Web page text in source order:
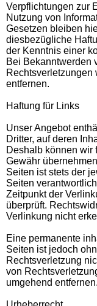
Verpflichtungen zur
Nutzung von
Gesetzen bleiben
diesbezügliche
der Kenntnis einer
Bei Bekanntwerden
Rechtsverletzungen
entfernen.
Haftung für Links
Unser Angebot
Dritter, auf deren
Deshalb können wir
Gewähr
Seiten ist stets der
Seiten
Zeitpunkt der
überprüft.
Verlinkung nicht
Eine permanente
Seiten ist jedoch
Rechtsverletzung
von
umgehend entfernen.